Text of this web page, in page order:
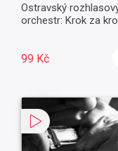
Ostravský
orchestr: Krok za
99 Kč